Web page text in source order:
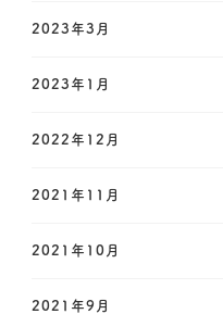
2023年3月
2023年1月
2022年12月
2021年11月
2021年10月
2021年9月